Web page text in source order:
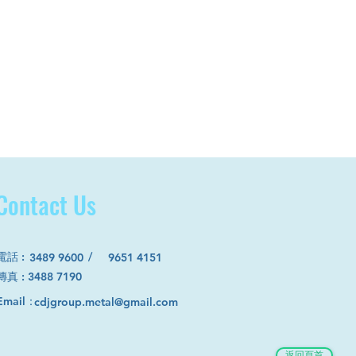
9651 4151
話 : /
：cdjgroup.metal@gmail.com
Us
3489 9600
真 : 3488 7190